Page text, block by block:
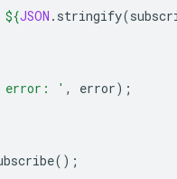
${JSON . stringify(
error: ' , error);
();